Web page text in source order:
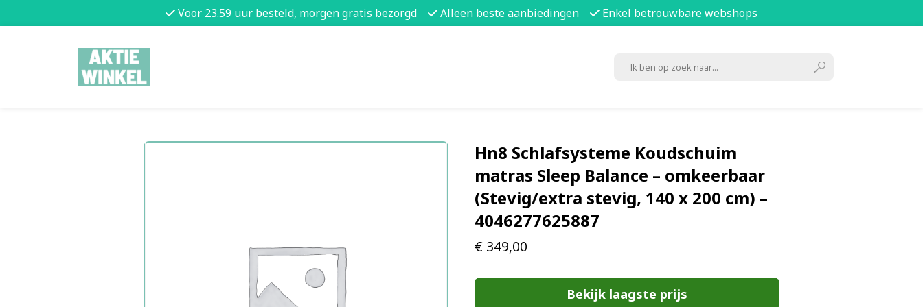
Voor 23.59 uur besteld, morgen gratis bezorgd Alleen beste aanbiedingen Enkel betrouwbare webshops
Hn8 Schlafsysteme Koudschuim
matras Sleep Balance – omkeerbaar
(Stevig/extra stevig, 140 x 200 cm) –
4046277625887
€ 349,00
Bekijk laagste prijs